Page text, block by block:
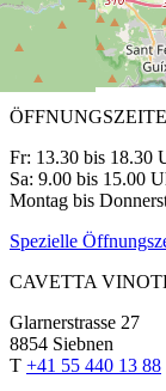
Churerstrasse 64
8808 Pfäffikon SZ
T
+41 55 420 11 44
Fr: 13.30 bis 18.30
Sa: 9.00 bis 15.00
Montag bis
Spezielle
CAVETTA
Glarnerstrasse 27
8854 Siebnen
T +41 55 440 13 88